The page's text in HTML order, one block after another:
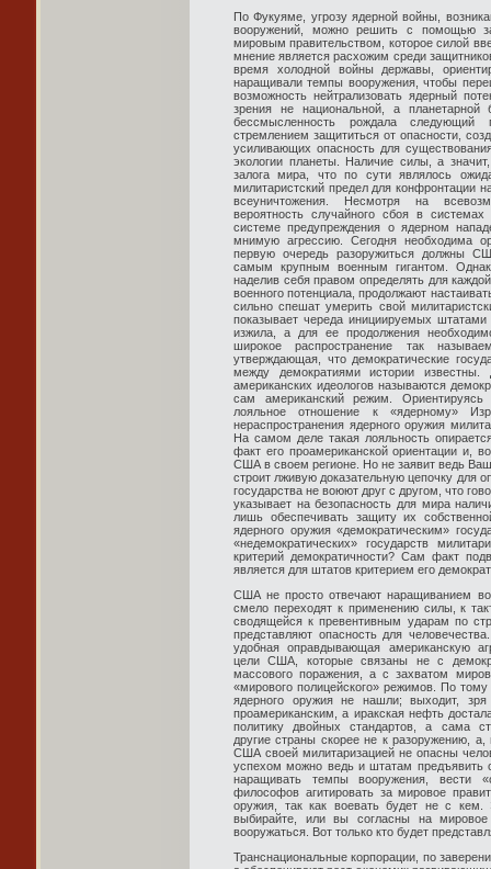
По Фукуяме, угрозу ядерной войны,
вооружений, можно решить с помощью
мировым правительством, которое силой
мнение является расхожим среди
время холодной войны державы,
наращивали темпы вооружения, чтобы
возможность нейтрализовать ядерный
зрения не национальной, а
бессмысленность рождала следующий
стремлением защититься от опасности,
усиливающих опасность для
экологии планеты. Наличие силы, а
залога мира, что по сути являлось
милитаристский предел для конфронтации
всеуничтожения. Несмотря на
вероятность случайного сбоя в
системе предупреждения о ядерном
мнимую агрессию. Сегодня необходима
первую очередь разоружиться должны
самым крупным военным гигантом.
наделив себя правом определять для
военного потенциала, продолжают
сильно спешат умерить свой
показывает череда инициируемых
изжила, а для ее продолжения
широкое распространение так
утверждающая, что демократические
между демократиями истории
американских идеологов называются
сам американский режим.
лояльное отношение к «ядерному»
нераспространения ядерного оружия
На самом деле такая лояльность
факт его проамериканской ориентации и,
США в своем регионе. Но не заявит ведь
строит лживую доказательную цепочку для
государства не воюют друг с другом, что
указывает на безопасность для мира
лишь обеспечивать защиту их
ядерного оружия «демократическим»
«недемократических» государств
критерий демократичности? Сам факт
является для штатов критерием его
США не просто отвечают наращиванием
смело переходят к применению силы, к
сводящейся к превентивным ударам по
представляют опасность для
удобная оправдывающая американскую
цели США, которые связаны не с
массового поражения, а с захватом
«мирового полицейского» режимов. По
ядерного оружия не нашли; выходит,
проамериканским, а иракская нефть
политику двойных стандартов, а сама
другие страны скорее не к разоружению,
США своей милитаризацией не опасны
успехом можно ведь и штатам предъявить
наращивать темпы вооружения, вести
философов агитировать за мировое
оружия, так как воевать будет не с
выбирайте, или вы согласны на
вооружаться. Вот только кто будет
Транснациональные корпорации, по